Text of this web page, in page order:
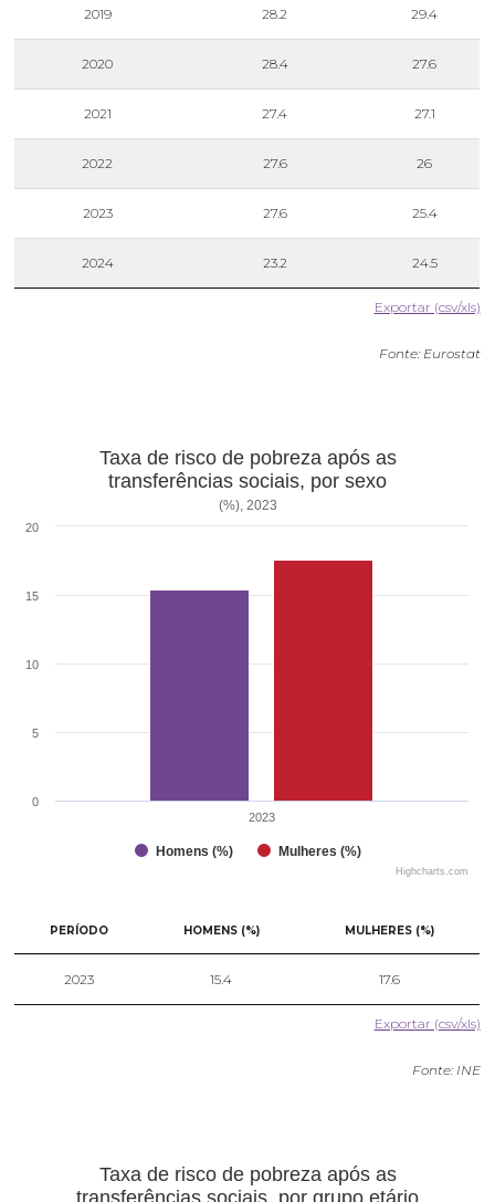
2019 28.2 29.4
2020 28.4 27.6
2021 27.4 27.1
2022 27.6 26
2023 27.6 25.4
2024 23.2 24.5
Exportar (csv/xls)
Fonte: Eurostat
Taxa de risco de pobreza após as
transferências sociais, por sexo
(%), 2023
Homens (%) Mulheres (%)
2023
0
5
10
15
20
Highcharts.com
PERÍODO HOMENS (%) MULHERES (%)
2023 15.4 17.6
Exportar (csv/xls)
Fonte: INE
Taxa de risco de pobreza após as
transferências sociais, por grupo etário